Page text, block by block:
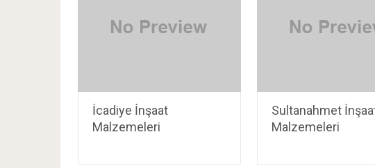
İcadiye İnşaat
Malzemeleri
Sultanahmet
Malzemeleri